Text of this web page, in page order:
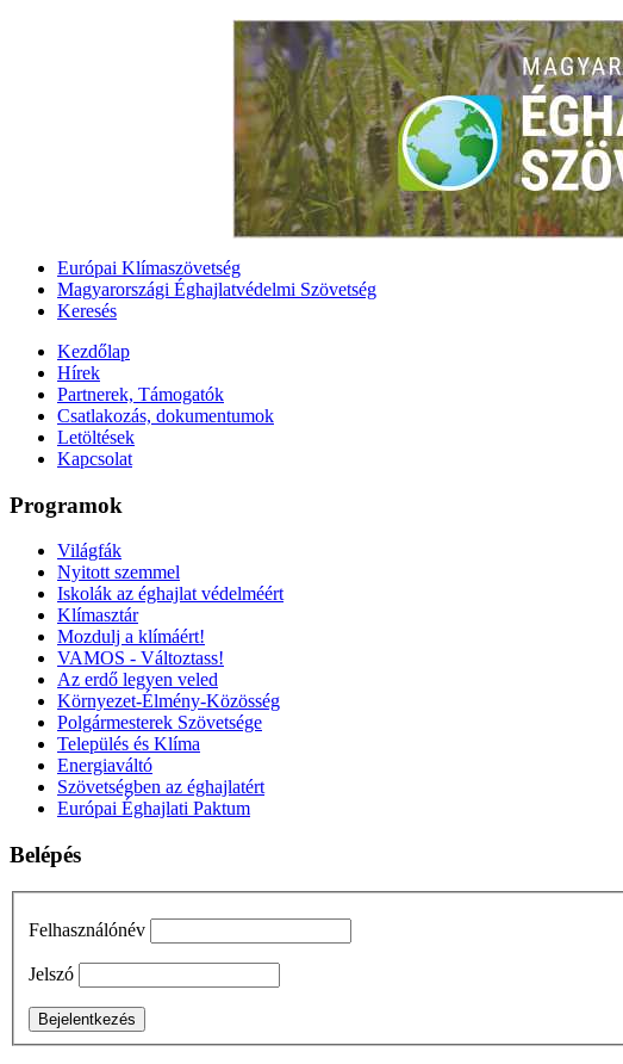
Európai Klímaszövetség
Magyarországi Éghajlatvédelmi Szövetség
Keresés
Kezdőlap
Hírek
Partnerek, Támogatók
Csatlakozás, dokumentumok
Letöltések
Kapcsolat
Programok
Világfák
Nyitott szemmel
Iskolák az éghajlat védelméért
Klímasztár
Mozdulj a klímáért!
VAMOS - Változtass!
Az erdő legyen veled
Környezet-Élmény-Közösség
Polgármesterek Szövetsége
Település és Klíma
Energiaváltó
Szövetségben az éghajlatért
Európai Éghajlati Paktum
Belépés
Felhasználónév
Jelszó